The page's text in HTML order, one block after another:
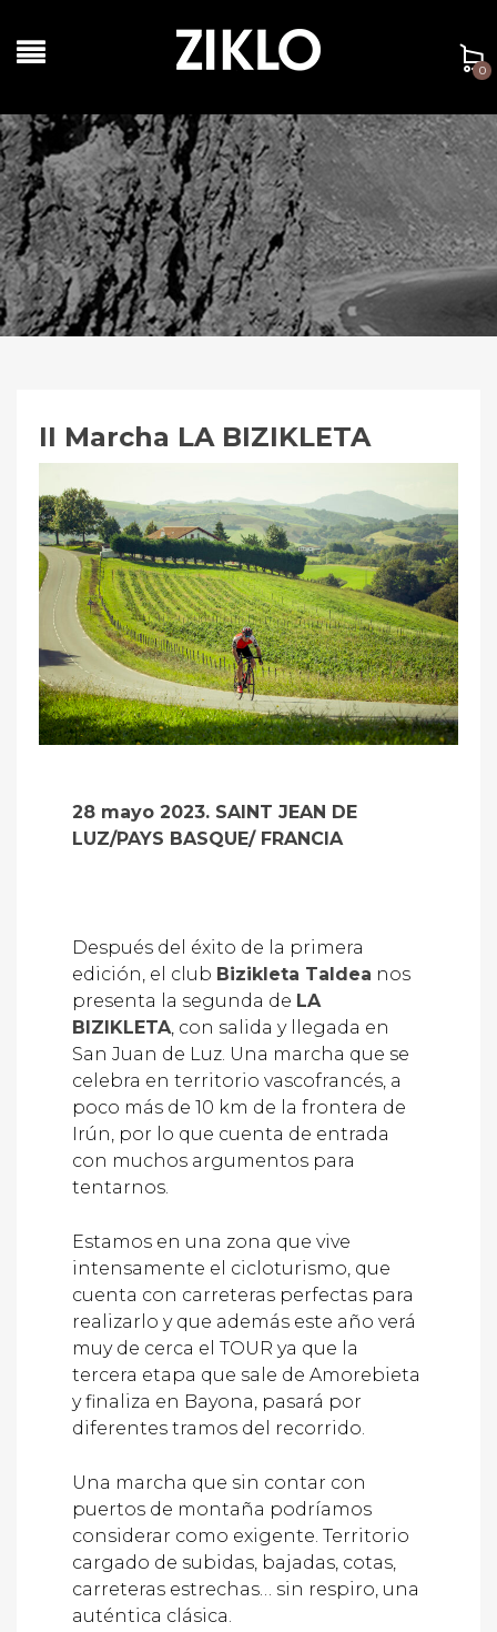
0
II Marcha LA BIZIKLETA
28 mayo 2023. SAINT JEAN DE
LUZ/PAYS BASQUE/ FRANCIA
Después del éxito de la primera
edición, el club Bizikleta Taldea nos
presenta la segunda de LA
BIZIKLETA , con salida y llegada en
San Juan de Luz. Una marcha que se
celebra en territorio vascofrancés, a
poco más de 10 km de la frontera de
Irún, por lo que cuenta de entrada
con muchos argumentos para
tentarnos.
Estamos en una zona que vive
intensamente el cicloturismo, que
cuenta con carreteras perfectas para
realizarlo y que además este año verá
muy de cerca el TOUR ya que la
tercera etapa que sale de Amorebieta
y finaliza en Bayona, pasará por
diferentes tramos del recorrido.
Una marcha que sin contar con
puertos de montaña podríamos
considerar como exigente. Territorio
cargado de subidas, bajadas, cotas,
carreteras estrechas… sin respiro, una
auténtica clásica.